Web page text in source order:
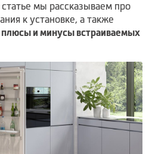
мы рассказываем про
к установке, а также
и минусы встраиваемых